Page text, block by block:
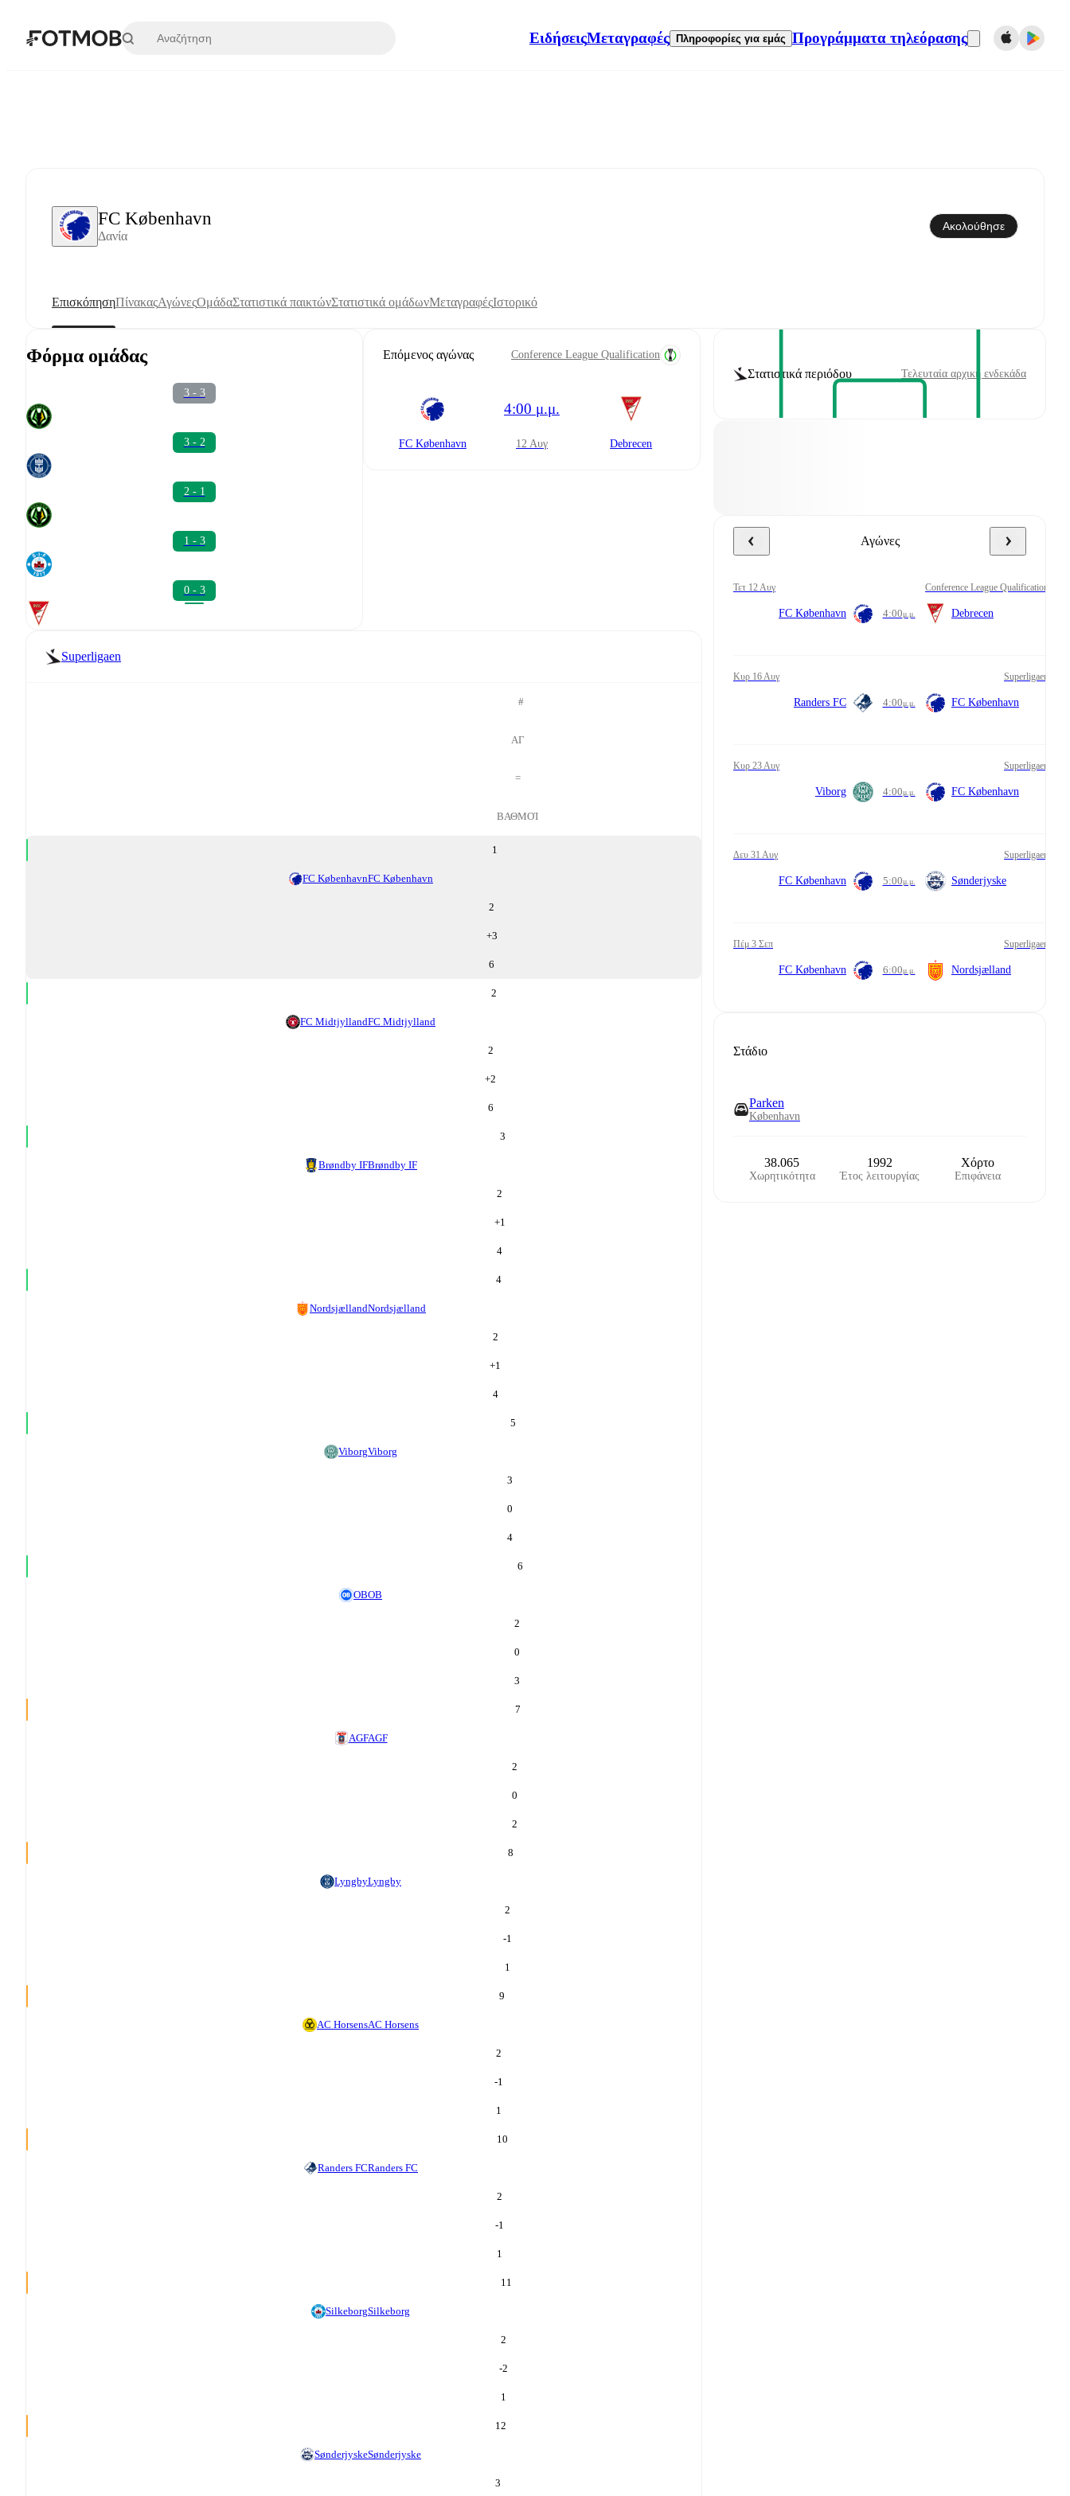
ΕιδήσειςΜεταγραφές Πληροφορίες για εμάς Προγράμματα τηλεόρασης
FC København
Δανία
Ακολούθησε
ΕπισκόπησηΠίνακαςΑγώνεςΟμάδαΣτατιστικά παικτώνΣτατιστικά ομάδωνΜεταγραφέςΙστορικό
Φόρμα ομάδας
3 - 3
3 - 2
2 - 1
1 - 3
0 - 3
Επόμενος αγώνας Conference League Qualification
FC København
4:00 μ.μ.
12 Αυγ Debrecen
Superligaen
#
ΑΓ
=
ΒΑΘΜΟΊ
1
FC KøbenhavnFC København
2
+3
6
2
FC MidtjyllandFC Midtjylland
2
+2
6
3
Brøndby IFBrøndby IF
2
+1
4
4
NordsjællandNordsjælland
2
+1
4
5
ViborgViborg
3
0
4
6
OBOB
2
0
3
7
AGFAGF
2
0
2
8
LyngbyLyngby
2
-1
1
9
AC HorsensAC Horsens
2
-1
1
10
Randers FCRanders FC
2
-1
1
11
SilkeborgSilkeborg
2
-2
1
12
SønderjyskeSønderjyske
3
Στατιστικά περιόδου Τελευταία αρχική ενδεκάδα
Αγώνες
Τετ 12 Αυγ Conference League Qualification
FC København 4:00μ.μ. Debrecen
Κυρ 16 Αυγ Superligaen
Randers FC 4:00μ.μ. FC København
Κυρ 23 Αυγ Superligaen
Viborg 4:00μ.μ. FC København
Δευ 31 Αυγ Superligaen
FC København 5:00μ.μ. Sønderjyske
Πέμ 3 Σεπ Superligaen
FC København 6:00μ.μ. Nordsjælland
Στάδιο
Parken
København
38.065
Χωρητικότητα
1992
Έτος λειτουργίας
Χόρτο
Επιφάνεια